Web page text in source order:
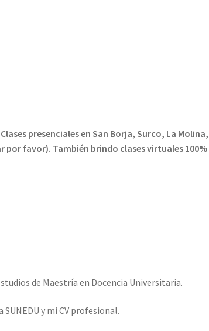
presenciales en San Borja, Surco, La Molina,
favor). También brindo clases virtuales 100%
de Maestría en Docencia Universitaria.
y mi CV profesional.